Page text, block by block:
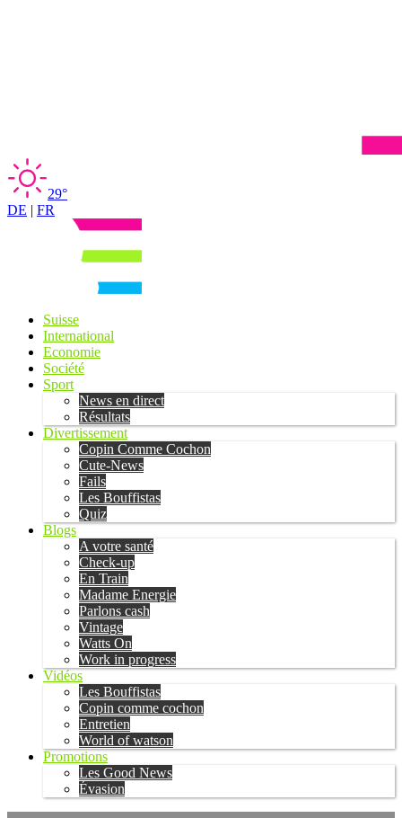
29°
DE | FR
Suisse
International
Economie
Société
Sport
News en direct
Résultats
Divertissement
Copin Comme Cochon
Cute-News
Fails
Les Bouffistas
Quiz
Blogs
A votre santé
Check-up
En Train
Madame Energie
Parlons cash
Vintage
Watts On
Work in progress
Vidéos
Les Bouffistas
Copin comme cochon
Entretien
World of watson
Promotions
Les Good News
Évasion